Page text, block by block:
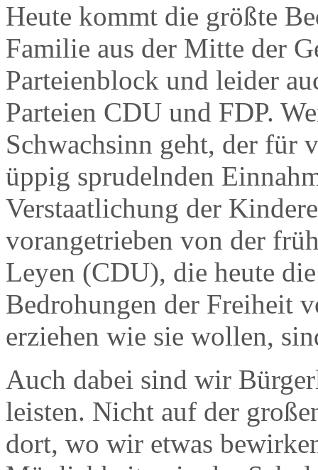
Heute kommt die größte
Familie aus der Mitte der
Parteienblock und leider
Parteien CDU und FDP.
Schwachsinn geht, der für
üppig sprudelnden
Verstaatlichung der
vorangetrieben von der
Leyen (CDU), die heute
Bedrohungen der Freiheit
erziehen wie sie wollen,
Auch dabei sind wir
leisten. Nicht auf der
dort, wo wir etwas